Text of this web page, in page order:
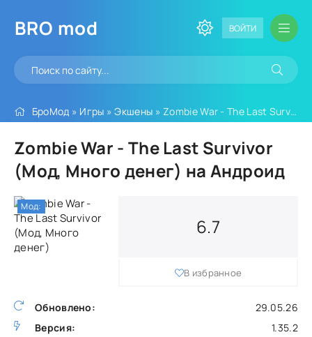
BRO mod ВОЙТИ
БроМод » Игры »Экшены » Zombie War - The Last Survivor (Мод, Много денег)
Zombie War - The Last Survivor
(Мод, Много денег) на Андроид
Обновлено:
29.05.26
Версия:
1.35.2
6.7
В избранное
Мод: